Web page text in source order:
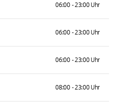
06:00 - 23:00 Uhr
06:00 - 23:00 Uhr
06:00 - 23:00 Uhr
08:00 - 23:00 Uhr